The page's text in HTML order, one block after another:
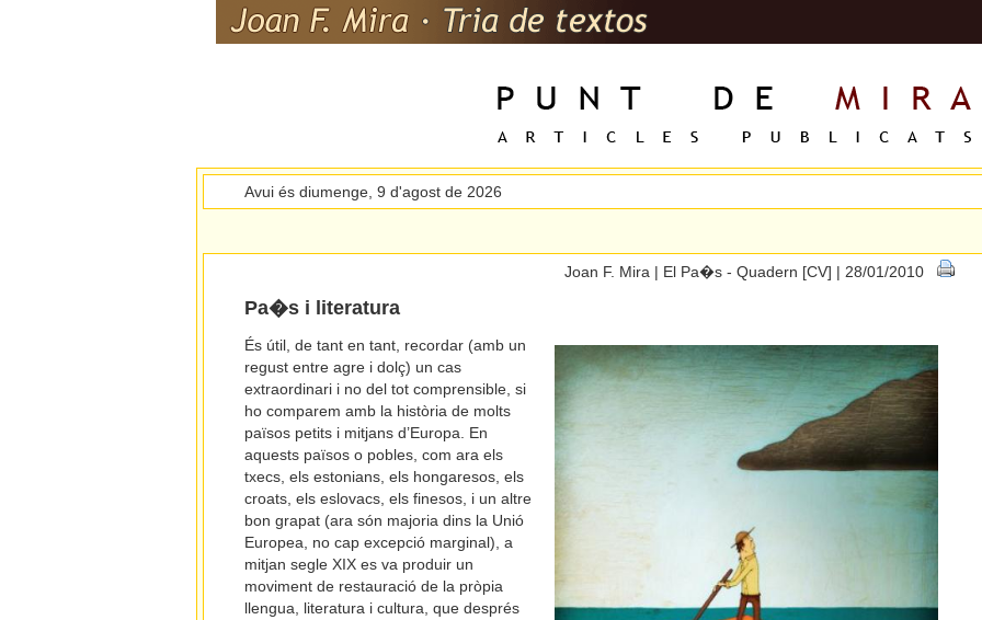
Avui és diumenge, 9 d'agost de 2026
Joan F. Mira | El Pa�s - Quadern [CV] | 28/01/2010
Pa�s i literatura
És útil, de tant en tant, recordar (amb un
regust entre agre i dolç) un cas
extraordinari i no del tot comprensible, si
ho comparem amb la història de molts
països petits i mitjans d’Europa. En
aquests països o pobles, com ara els
txecs, els estonians, els hongaresos, els
croats, els eslovacs, els finesos, i un altre
bon grapat (ara són majoria dins la Unió
Europea, no cap excepció marginal), a
mitjan segle XIX es va produir un
moviment de restauració de la pròpia
llengua, literatura i cultura, que després